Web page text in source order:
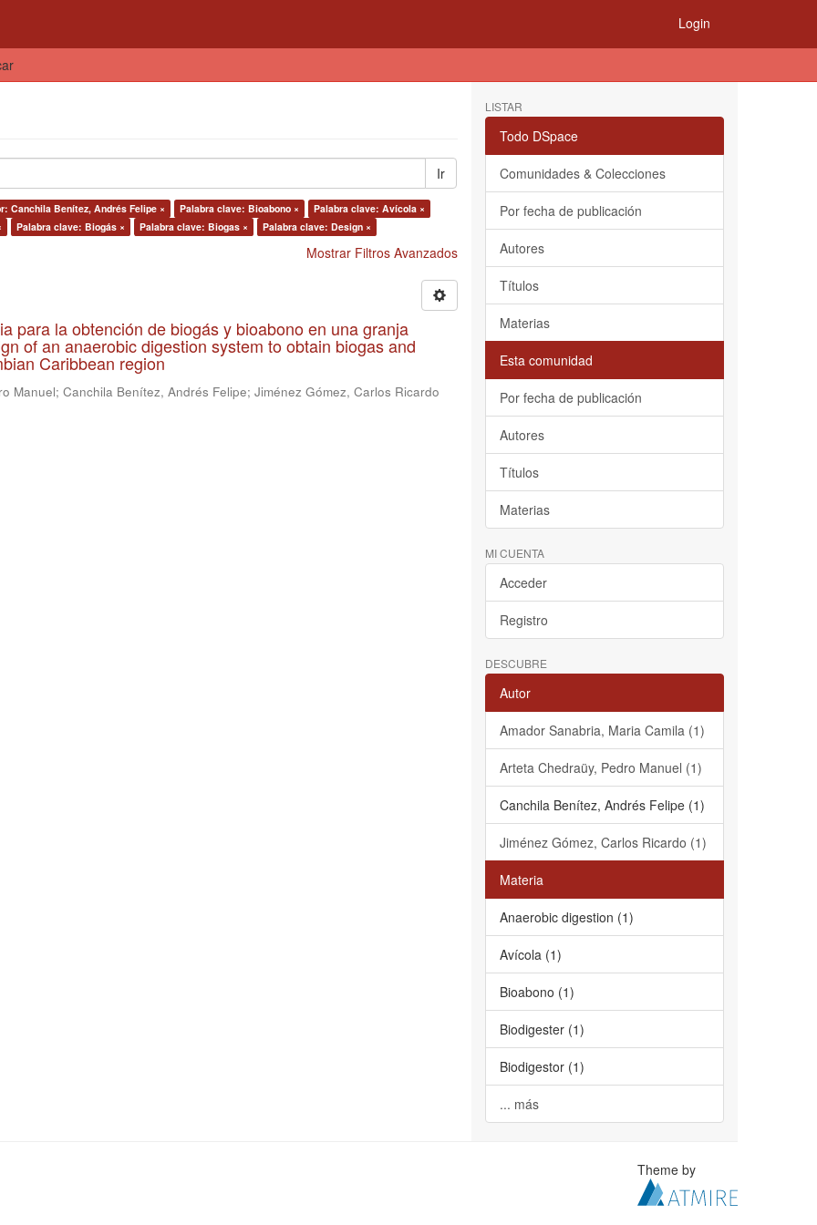
Login
Ir
Canchila Benítez, Andrés Felipe × Palabra clave: Bioabono ×
Palabra clave: Avícola ×
Palabra clave: Biogás × Palabra clave: Biogas × Palabra clave: Design ×
Mostrar Filtros Avanzados
para la obtención de biogás y bioabono en una granja
of an anaerobic digestion system to obtain biogas and
Caribbean region
Manuel; Canchila Benítez, Andrés Felipe; Jiménez Gómez, Carlos Ricardo
LISTAR
Todo DSpace
Comunidades & Colecciones
Por fecha de publicación
Autores
Títulos
Materias
Esta comunidad
Por fecha de publicación
Autores
Títulos
Materias
MI CUENTA
Acceder
Registro
DESCUBRE
Autor
Amador Sanabria, Maria Camila (1)
Arteta Chedraüy, Pedro Manuel (1)
Canchila Benítez, Andrés Felipe (1)
Jiménez Gómez, Carlos Ricardo (1)
Materia
Anaerobic digestion (1)
Avícola (1)
Bioabono (1)
Biodigester (1)
Biodigestor (1)
... más
Theme by